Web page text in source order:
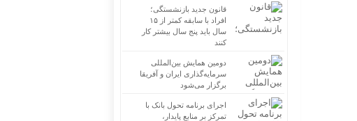
قانون جدید بازنشستگی؛
افراد با سابقه کمتر از ۱۵
سال باید پنج سال بیشتر کار
کنند
دومین همایش بین‌المللی
سرمایه‌گذاری ایران و آفریقا
برگزار می‌شود
اجرای برنامه تحول بانک با
تمرکز بر منابع پایدار،